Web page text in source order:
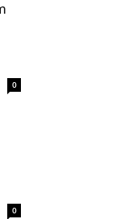
0
0